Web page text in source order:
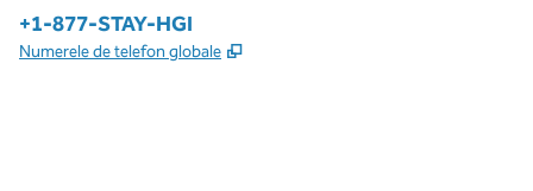
Telefon:
+1-877-STAY-HGI
Numerele de telefon globale ,